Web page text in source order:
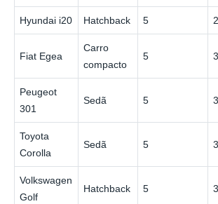
Hyundai i20 Hatchback 5 2
Fiat Egea
Carro
compacto
5 3
Peugeot
301
Sedã 5 3
Toyota
Corolla
Sedã 5 3
Volkswagen
Golf
Hatchback 5 3